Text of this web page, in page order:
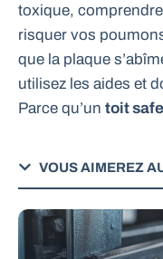
toxique,
risquer vos
que la plaque
utilisez les aides et
Parce qu’un toit
VOUS AIMEREZ